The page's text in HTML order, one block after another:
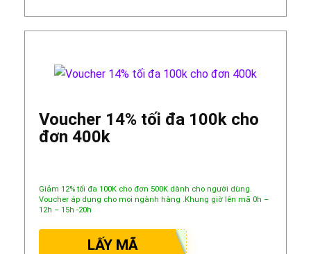
Voucher 14% tối đa 100k cho
đơn 400k
Giảm 12% tối đa 100K cho đơn 500K dành cho người dùng.
Voucher áp dụng cho mọi ngành hàng .Khung giờ lên mã 0h –
12h – 15h -20h
LẤY MÃ